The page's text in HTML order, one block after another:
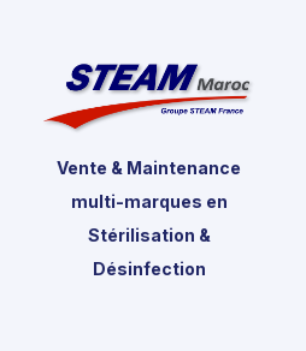
Vente & Maintenance
multi-marques en
Stérilisation &
Désinfection